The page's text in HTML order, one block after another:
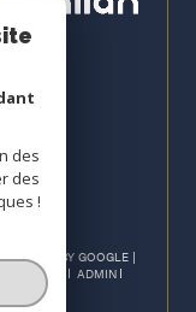
BY GOOGLE |
LÉGALES
ADMIN
COOKIES
des
des
!